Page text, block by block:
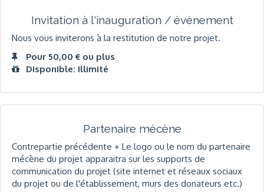
Invitation à l'inauguration / évènement
Nous vous inviterons à la restitution de notre projet.
Pour 50,00 € ou plus
Disponible: Illimité
Partenaire mécène
Contrepartie précédente + Le logo ou le nom du partenaire
mécène du projet apparaitra sur les supports de
communication du projet (site internet et réseaux sociaux
du projet ou de l'établissement, murs des donateurs etc.)